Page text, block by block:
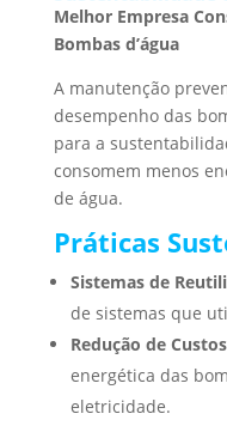
Melhor Empresa
Bombas d’água
A manutenção
desempenho das
para a
consomem menos
de água.
Práticas
Sistemas de
de sistemas que
Redução de
energética das
eletricidade.